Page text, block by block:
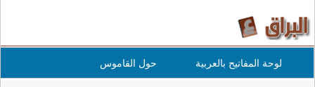
لوحة المفاتيح بالعربية حول القاموس